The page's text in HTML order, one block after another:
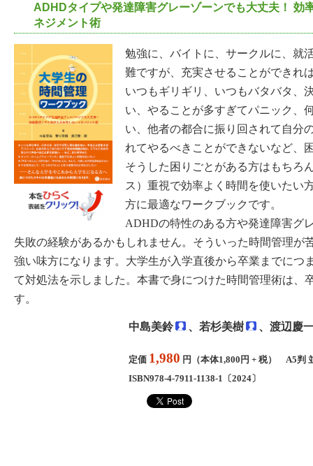
ADHDタイプや発達障害グレーゾーンでも大丈夫！ 効
ネジメント術
勉強に、バイトに、サークルに、
難ですが、充実させることができれ
いつもギリギリ、いつもバタバタ、
い、やることが多すぎてパニック、
い、他者の都合に振り回されて自分
れてやるべきことができないなど、
そうした困りごとがある方はもちろ
ス）重視で効率よく時間を使いたい
方に最適なワークブックです。
ADHDの特性のある方や発達障害グ
失敗の経験があるかもしれません。そういった時間管理が
強い味方になります。大学生が入学直後から卒業までにつ
て対処法を示しました。本書で身につけた時間管理術は、
す。
中島美鈴 、 若杉美樹 、 渡辺慶
定価 1,980 円（本体1,800円 + 税） A5判
ISBN978-4-7911-1138-1〔2024〕